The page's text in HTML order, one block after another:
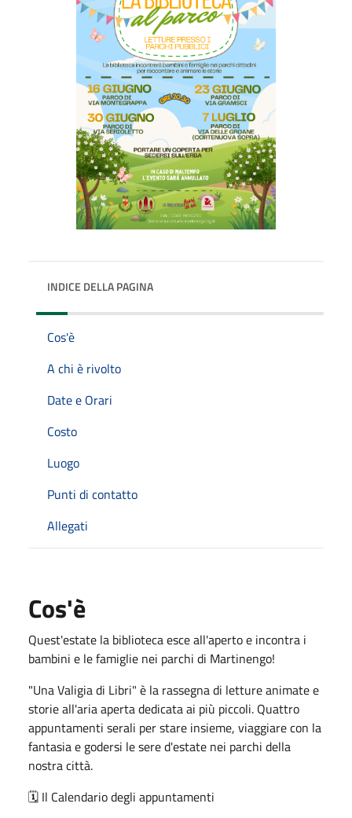
INDICE DELLA PAGINA
Cos'è
A chi è rivolto
Date e Orari
Costo
Luogo
Punti di contatto
Allegati
Cos'è
Quest'estate la biblioteca esce all'aperto e incontra i
bambini e le famiglie nei parchi di Martinengo!
"Una Valigia di Libri" è la rassegna di letture animate e
storie all'aria aperta dedicata ai più piccoli. Quattro
appuntamenti serali per stare insieme, viaggiare con la
fantasia e godersi le sere d'estate nei parchi della
nostra città.
🗓️ Il Calendario degli appuntamenti